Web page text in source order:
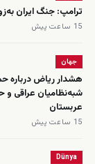
ترامپ: جنگ ایران
15 ساعت پیش
جهان
هشدار ریاض درباره
شبه‌نظامیان عراقی و
عربستان
15 ساعت پیش
Dünya